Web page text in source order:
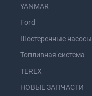
YANMAR
Ford
Шестеренные насосы
Топливная система
TEREX
НОВЫЕ ЗАПЧАСТИ